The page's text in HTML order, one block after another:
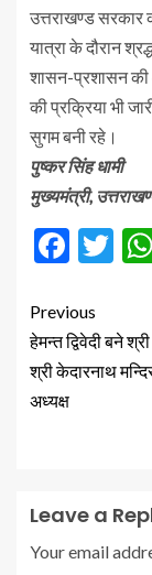
उत्तराखण्ड सरकार
यात्रा के दौरान
शासन-प्रशासन की
की प्रक्रिया भी
सुगम बनी रहे।
पुष्कर सिंह धामी
मुख्यमंत्री,
Previous
हेमन्त द्विवेदी बने
श्री केदारनाथ
अध्यक्ष
Leave a
Your email